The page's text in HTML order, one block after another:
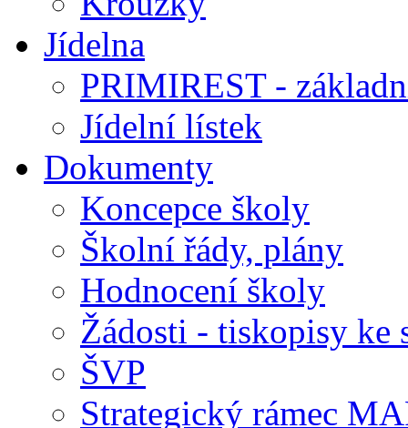
Jídelna
PRIMIREST -
Jídelní lístek
Dokumenty
Koncepce školy
Školní řády, plány
Hodnocení školy
Žádosti - tiskopisy ke
ŠVP
Strategický rámec